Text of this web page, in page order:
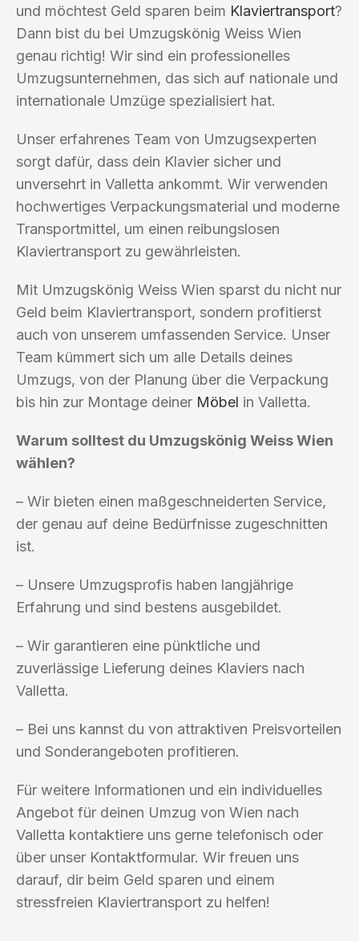
und möchtest Geld sparen beim Klaviertransport?
Dann bist du bei Umzugskönig Weiss Wien
genau richtig! Wir sind ein professionelles
Umzugsunternehmen, das sich auf nationale und
internationale Umzüge spezialisiert hat.
Unser erfahrenes Team von Umzugsexperten
sorgt dafür, dass dein Klavier sicher und
unversehrt in Valletta ankommt. Wir verwenden
hochwertiges Verpackungsmaterial und moderne
Transportmittel, um einen reibungslosen
Klaviertransport zu gewährleisten.
Mit Umzugskönig Weiss Wien sparst du nicht nur
Geld beim Klaviertransport, sondern profitierst
auch von unserem umfassenden Service. Unser
Team kümmert sich um alle Details deines
Umzugs, von der Planung über die Verpackung
bis hin zur Montage deiner Möbel in Valletta.
Warum solltest du Umzugskönig Weiss Wien
wählen?
– Wir bieten einen maßgeschneiderten Service,
der genau auf deine Bedürfnisse zugeschnitten
ist.
– Unsere Umzugsprofis haben langjährige
Erfahrung und sind bestens ausgebildet.
– Wir garantieren eine pünktliche und
zuverlässige Lieferung deines Klaviers nach
Valletta.
– Bei uns kannst du von attraktiven Preisvorteilen
und Sonderangeboten profitieren.
Für weitere Informationen und ein individuelles
Angebot für deinen Umzug von Wien nach
Valletta kontaktiere uns gerne telefonisch oder
über unser Kontaktformular. Wir freuen uns
darauf, dir beim Geld sparen und einem
stressfreien Klaviertransport zu helfen!